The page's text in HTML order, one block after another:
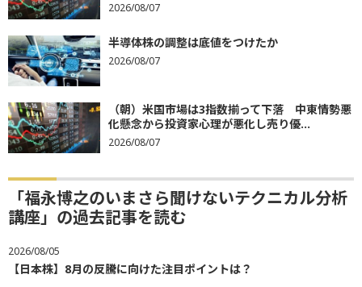
2026/08/07
半導体株の調整は底値をつけたか
2026/08/07
（朝）米国市場は3指数揃って下落 中東情勢悪
化懸念から投資家心理が悪化し売り優...
2026/08/07
「福永博之のいまさら聞けないテクニカル分析
講座」の過去記事を読む
2026/08/05
【日本株】8月の反騰に向けた注目ポイントは？